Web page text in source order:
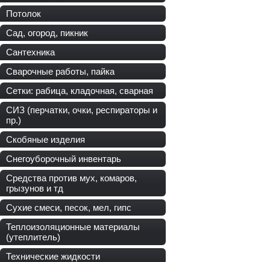
Потолок
Сад, огород, пикник
Сантехника
Сварочные работы, пайка
Сетки: рабица, кладочная, сварная
СИЗ (перчатки, очки, респираторы и
пр.)
Скобяные изделия
Снегоуборочный инвентарь
Средства против мух, комаров,
грызунов и тд
Сухие смеси, песок, мел, гипс
Теплоизоляционные материалы
(утеплитель)
Технические жидкости